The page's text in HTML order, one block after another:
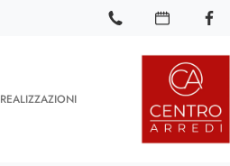
REALIZZAZIONI